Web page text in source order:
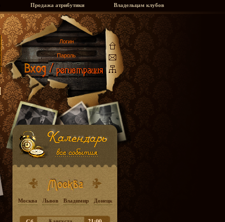
Продажа атрибутики Владельцам клубов
Москва Львов Владимир Донецк